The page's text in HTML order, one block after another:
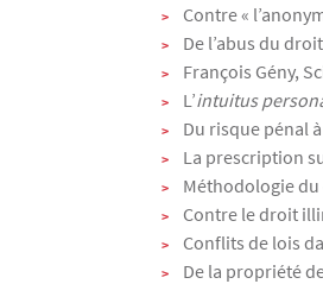
Contre «
De l’abus du
François Gény,
L’intuitus
Du risque pénal
La prescription
Méthodologie
Contre le droit
Conflits de lois
De la propriété